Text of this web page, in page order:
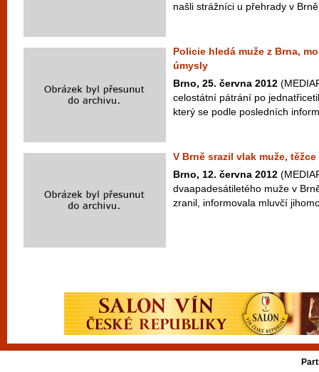
našli strážníci u přehrady v
Policie hledá muže z Brna,
úmysly
Brno, 25. června 2012
celostátní pátrání po
který se podle posledních
V Brně srazil vlak muže,
Brno, 12. června 2012
dvaapadesátiletého muže v
zranil, informovala mluvčí